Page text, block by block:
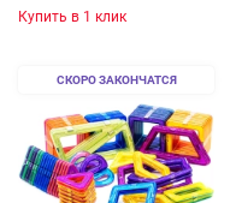
Купить в 1 клик
СКОРО ЗАКОНЧАТСЯ